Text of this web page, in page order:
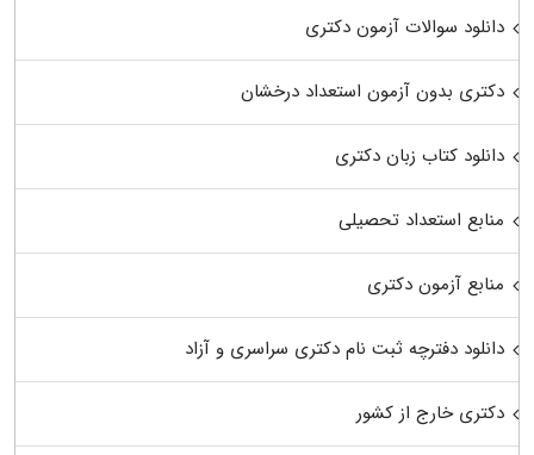
دانلود سوالات آزمون دکتری
دکتری بدون آزمون استعداد درخشان
دانلود کتاب زبان دکتری
منابع استعداد تحصیلی
منابع آزمون دکتری
دانلود دفترچه ثبت نام دکتری سراسری و آزاد
دکتری خارج از کشور